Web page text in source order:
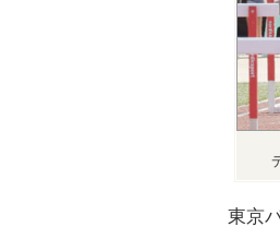
東京パ